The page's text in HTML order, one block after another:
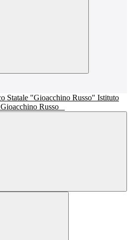
Istituto
Gioacchino Russo